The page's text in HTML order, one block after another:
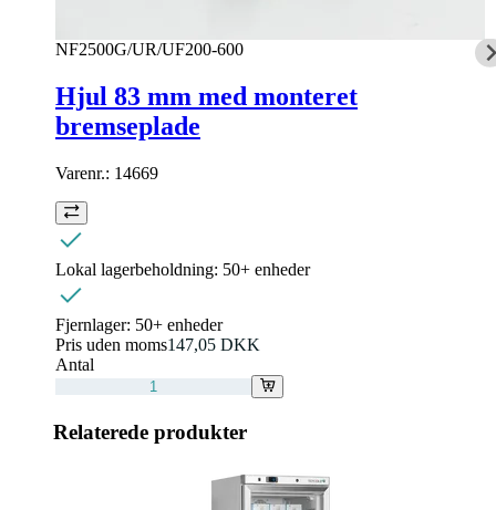
NF2500G/UR/UF200-600
Hjul 83 mm med monteret
bremseplade
Varenr.: 14669
Lokal lagerbeholdning: 50+ enheder
Fjernlager: 50+ enheder
Pris uden moms147,05 DKK
Antal
Relaterede produkter